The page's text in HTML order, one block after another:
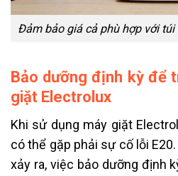
Đảm bảo giá cả phù hợp với
Bảo dưỡng định kỳ để
giặt Electrolux
Khi sử dụng máy giặt
có thể gặp phải sự cố lỗi
xảy ra, việc bảo dưỡng định